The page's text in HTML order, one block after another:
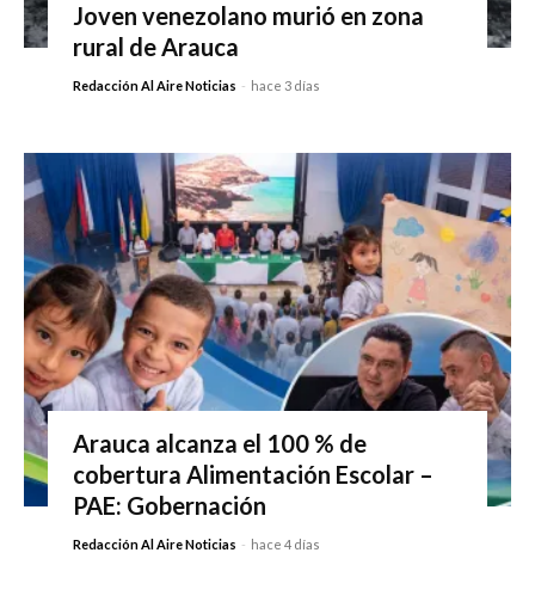
Joven venezolano murió en zona
rural de Arauca
Redacción Al Aire Noticias - hace 3 días
Arauca alcanza el 100 % de
cobertura Alimentación Escolar –
PAE: Gobernación
Redacción Al Aire Noticias - hace 4 días